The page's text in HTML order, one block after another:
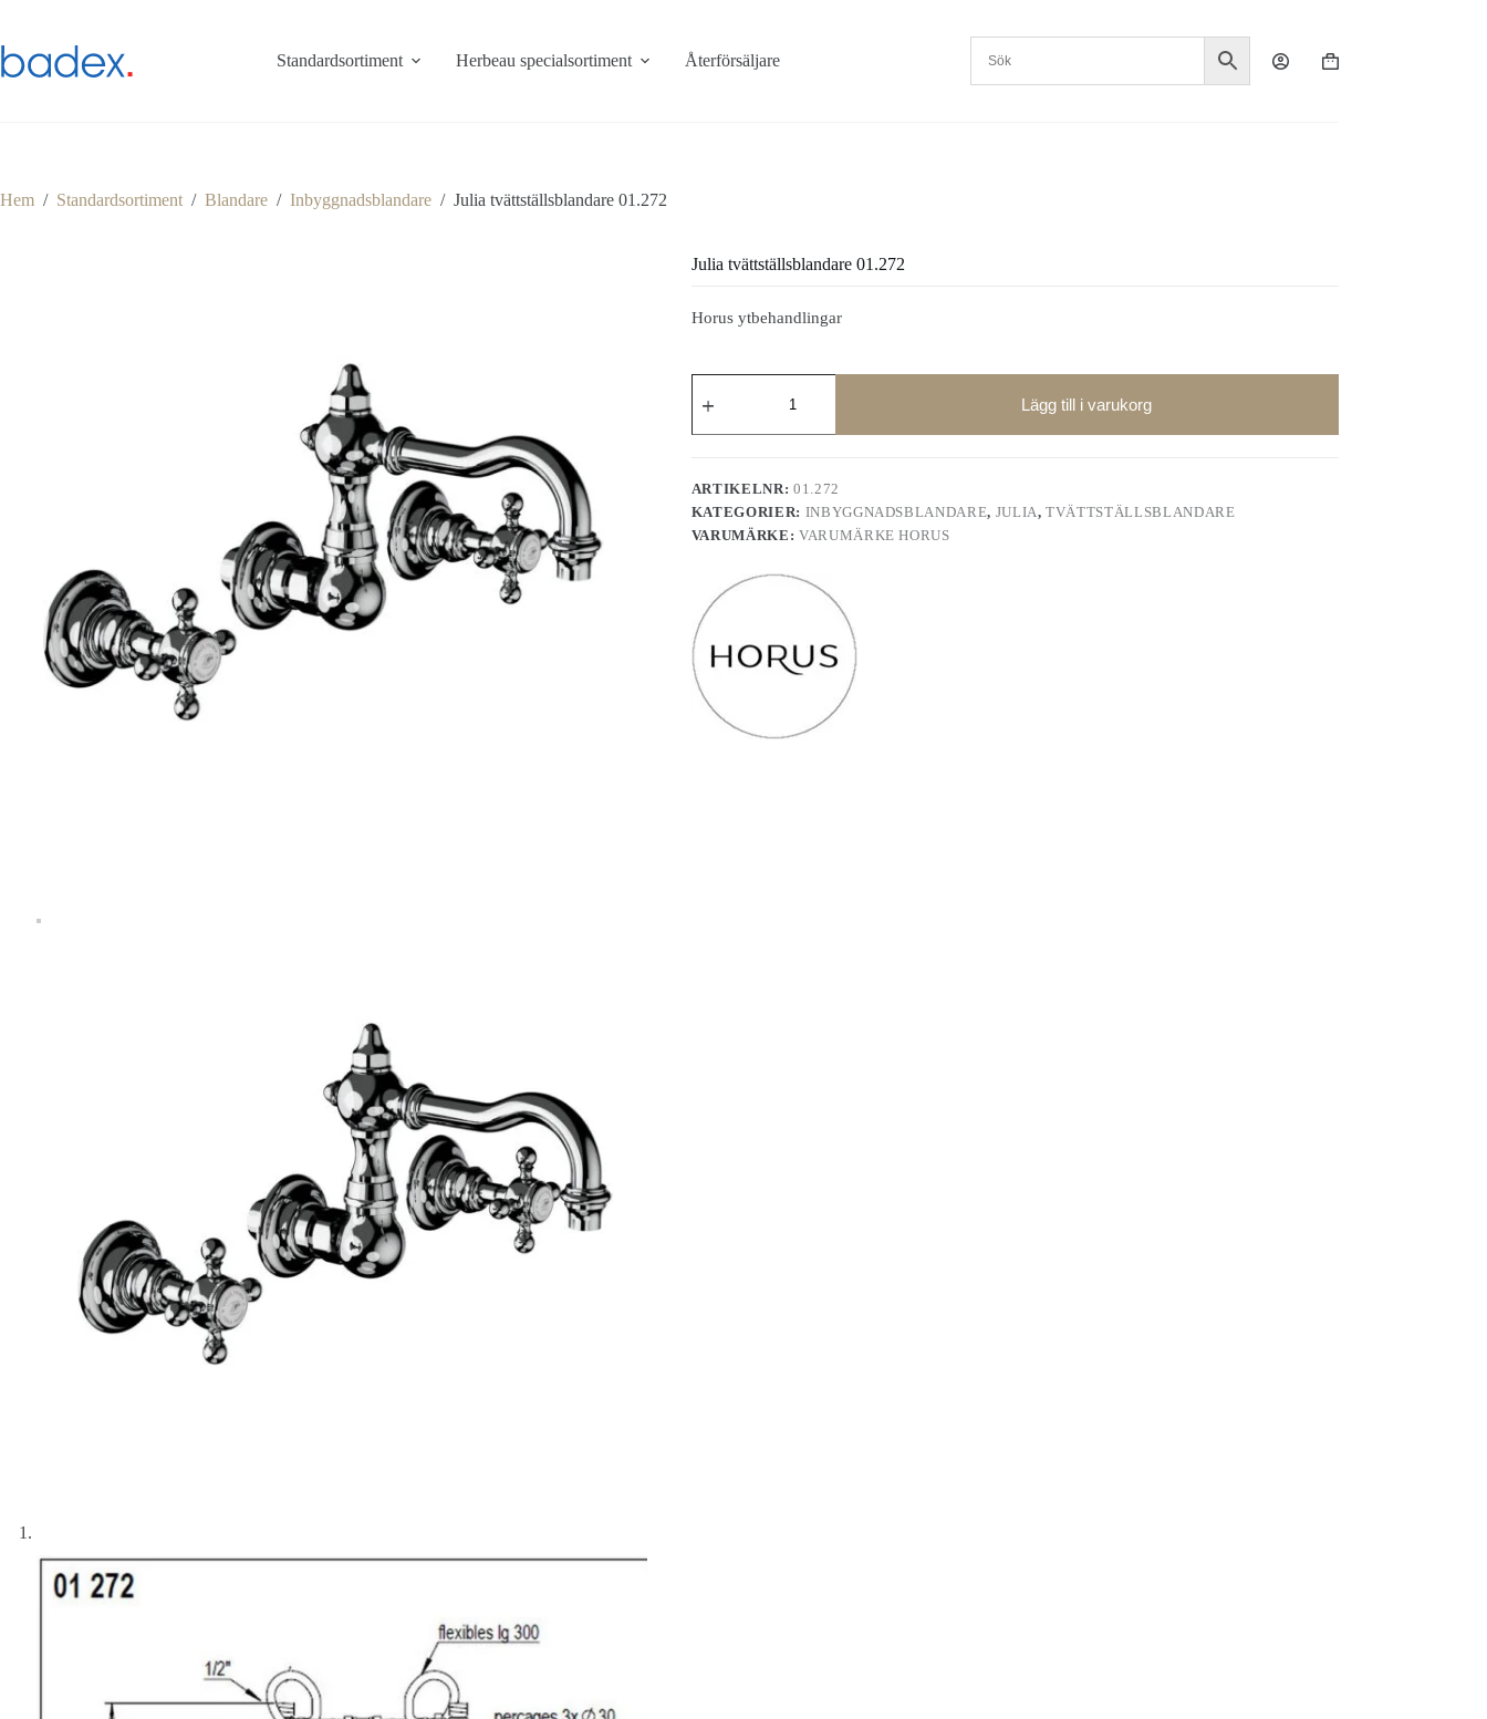
innehåll
Standardsortiment Herbeau specialsortiment Återförsäljare Varukorg
Hem / Standardsortiment / Blandare / Inbyggnadsblandare / Julia tvättställsblandare 01.272
Julia tvättställsblandare 01.272
Horus ytbehandlingar
tvättställsblandare
mängd
Lägg till i varukorg
ARTIKELNR: 01.272
KATEGORIER: INBYGGNADSBLANDARE, JULIA,TVÄTTSTÄLLSBLANDARE
VARUMÄRKE: VARUMÄRKE HORUS